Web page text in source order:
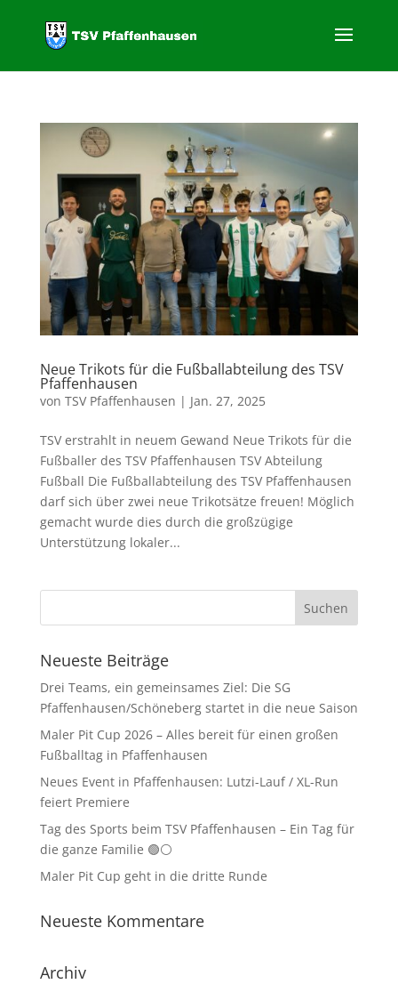
Neue Trikots für die Fußballabteilung des TSV
Pfaffenhausen
von TSV Pfaffenhausen | Jan. 27, 2025
TSV erstrahlt in neuem Gewand Neue Trikots für die
Fußballer des TSV Pfaffenhausen TSV Abteilung
Fußball Die Fußballabteilung des TSV Pfaffenhausen
darf sich über zwei neue Trikotsätze freuen! Möglich
gemacht wurde dies durch die großzügige
Unterstützung lokaler...
Neueste Beiträge
Drei Teams, ein gemeinsames Ziel: Die SG
Pfaffenhausen/Schöneberg startet in die neue Saison
Maler Pit Cup 2026 – Alles bereit für einen großen
Fußballtag in Pfaffenhausen
Neues Event in Pfaffenhausen: Lutzi-Lauf / XL-Run
feiert Premiere
Tag des Sports beim TSV Pfaffenhausen – Ein Tag für
die ganze Familie 🟢⚪
Maler Pit Cup geht in die dritte Runde
Neueste Kommentare
Archiv